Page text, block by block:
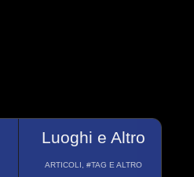
Luoghi e Altro
ARTICOLI, #TAG E ALTRO